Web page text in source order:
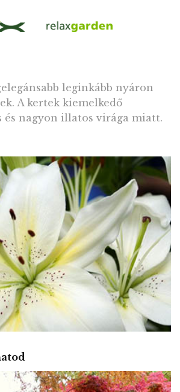
leginkább nyáron
A kertek kiemelkedő
és nagyon illatos virága miatt.